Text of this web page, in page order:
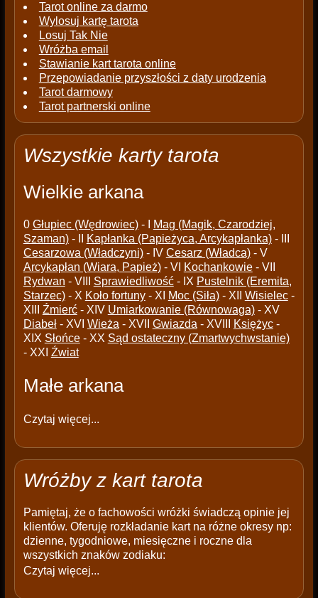
Tarot online za darmo
Wylosuj kartę tarota
Losuj Tak Nie
Wróżba email
Stawianie kart tarota online
Przepowiadanie przyszłości z daty urodzenia
Tarot darmowy
Tarot partnerski online
Wszystkie karty tarota
Wielkie arkana
0 Głupiec (Wędrowiec)- I
Mag (Magik, Czarodziej,
Szaman)- II Kapłanka (Papieżyca, Arcykapłanka)- III
Cesarzowa (Władczyni)- IV Cesarz (Władca)- V
Arcykapłan (Wiara, Papież)- VI Kochankowie- VII
Rydwan - VIII Sprawiedliwość- IX Pustelnik (Eremita,
Starzec)- X Koło fortuny- XI Moc (Siła)- XII Wisielec-
XIII Źmierć- XIV Umiarkowanie (Równowaga)- XV
Diabeł- XVI Wieża - XVII Gwiazda - XVIII Księżyc-
XIX Słońce- XX Sąd ostateczny (Zmartwychwstanie)
- XXI Źwiat
Małe arkana
Czytaj więcej...
Wróżby z kart tarota
Pamiętaj, że o fachowości wróżki świadczą opinie jej
klientów. Oferuję rozkładanie kart na różne okresy np:
dzienne, tygodniowe, miesięczne i roczne dla
wszystkich znaków zodiaku:
Czytaj więcej...